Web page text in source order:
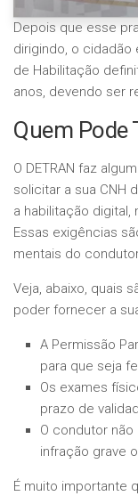
Depois que esse
dirigindo, o cidadão
de Habilitação
anos, devendo ser
Quem Pode
O DETRAN faz
solicitar a sua CNH
a habilitação
Essas exigências
mentais do
Veja, abaixo, quais
poder fornecer a
A Permissão
para que seja
Os exames
prazo de
O condutor
infração grave
É muito importante